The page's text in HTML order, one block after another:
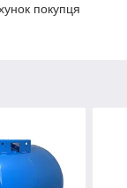
покупця